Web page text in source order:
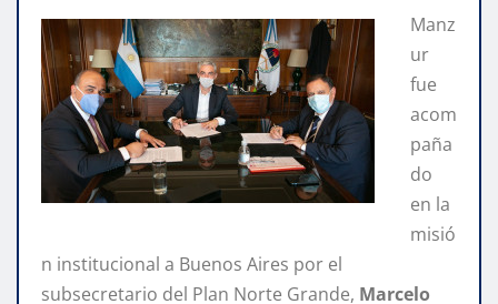
Manz
ur
fue
acom
paña
do
en la
misió
n institucional a Buenos Aires por el
subsecretario del Plan Norte Grande, Marcelo